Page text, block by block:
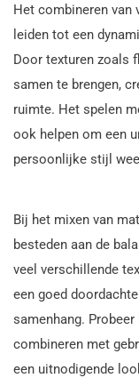
Het combineren van
leiden tot een
Door texturen zoals
samen te brengen,
ruimte. Het spelen
ook helpen om een
persoonlijke stijl
Bij het mixen van
besteden aan de
veel verschillende
een goed
samenhang.
combineren met
een uitnodigende